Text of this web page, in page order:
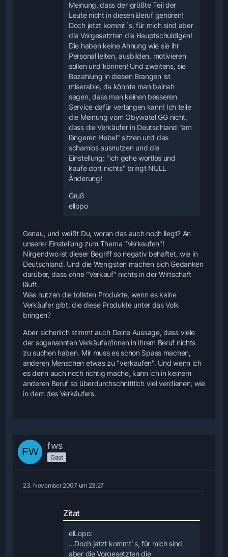
Meinung, dass der größte Teil der
Leute nicht in diesen Beruf gehören!
Doch jetzt kommt´s, für mich sind aber
die Vorgesetzten die Hauptschuldigen!
Die haben keine Ahnung wie sie ihr
Personal leiten, ausbilden, motivieren
sollen und können! Und zweitens, sie
Bezahlung in diesen Brangen ist
miserable, da könnte man beinah
sagen, dass man keinen besseren
Service dafür verlangen kann! Ich teile
die Meinung vom Obywatel GG nicht,
dass die Verkäufer in Deutschland "am
längeren Hebel" sitzen und das
schamlos ausnutzen und die
Einstellung: "ich gehe wortlos und
kaufe dort nichts" bringt NULL
Änderung!
Gruß
ellopo
Genau, und weißt Du, woran das auch noch liegt? An
unserer Einstellung zum Thema "Verkaufen"!
Nirgendwo ist dieser Begriff so negativ behaftet, wie in
Deutschland. Und die Wenigsten machen sich Gedanken
darüber, dass ohne "Verkauf" nichts in der Wirtschaft
läuft.
Was nutzen die tollsten Produkte, wenn es keine
Verkäufer gibt, die diese Produkte unter das Volk
bringen?
Aber sicherlich stimmt auch Deine Aussage, dass viele
der sogenannten Verkäufer/innen in ihrem Beruf nichts
zu suchen haben. Mir muss es schon Spass machen,
anderen Menschen etwas zu "verkaufen". Und wenn ich
es denn auch noch richtig mache, kann ich in keinem
anderen Beruf so überdurchschnittlich viel verdienen, wie
in dem des Verkäufers.
fws
Gast
23. November 2007 um 23:27
Zitat
elLopo:
...Doch jetzt kommt´s, für mich sind
aber die Vorgesetzten die